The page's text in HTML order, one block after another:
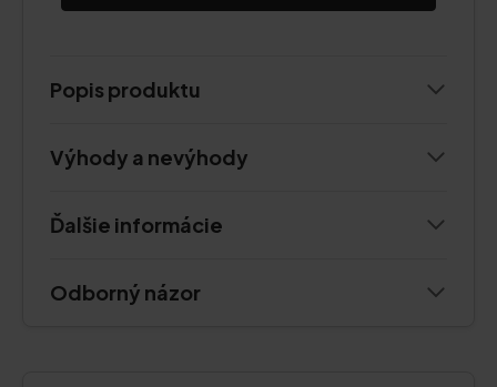
Popis produktu
Výhody a nevýhody
Ďalšie informácie
Odborný názor